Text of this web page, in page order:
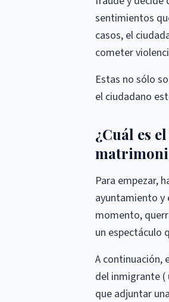
sentimientos
casos, el
cometer
Estas no sólo
el ciudadano
¿Cuál es
Para empezar,
ayuntamiento y
momento,
un espectáculo
A continuación,
del inmigrante (
que adjuntar